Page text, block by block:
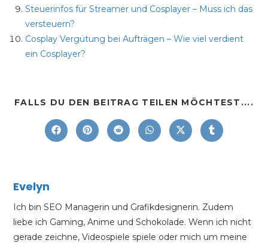
Steuerinfos für Streamer und Cosplayer – Muss ich das
versteuern?
Cosplay Vergütung bei Aufträgen – Wie viel verdient
ein Cosplayer?
FALLS DU DEN BEITRAG TEILEN MÖCHTEST....
Evelyn
Ich bin SEO Managerin und Grafikdesignerin. Zudem
liebe ich Gaming, Anime und Schokolade. Wenn ich nicht
gerade zeichne, Videospiele spiele oder mich um meine